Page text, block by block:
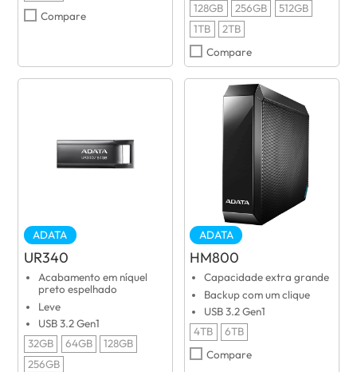
Compare
128GB
256GB
512GB
1TB
2TB
Compare
ADATA
UR340
Acabamento em níquel
preto espelhado
Leve
USB 3.2 Gen1
32GB
64GB
128GB
256GB
ADATA
HM800
Capacidade extra grande
Backup com um clique
USB 3.2 Gen1
4TB
6TB
Compare